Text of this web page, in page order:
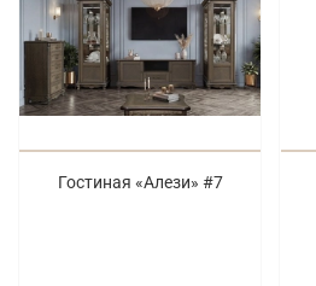
Гостиная «Алези» #7